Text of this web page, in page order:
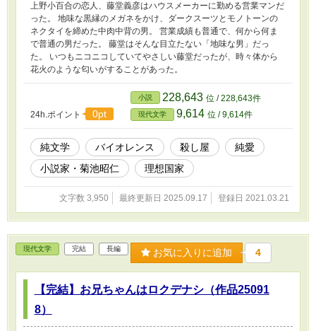
上野小百合の恋人、藤堂義彦はハウスメーカーに勤める営業マンだ
った。 地味な黒縁のメガネをかけ、ダークスーツとモノトーンの
ネクタイを締めた中肉中背の男。 営業成績も普通で、何から何ま
で普通の男だった。 藤堂はそんな目立たない「地味な男」だっ
た。 いつもニコニコしていてやさしい藤堂だったが、時々体から
花火のような匂いがすることがあった。
24h.ポイント 0pt
小説 228,643 位 / 228,643件
現代文学 9,614 位 / 9,614件
純文学 バイオレンス 殺し屋
純愛
小説家・菊池昭仁
理想国家
文字数 3,950 最終更新日 2025.09.17 登録日 2021.03.21
現代文学 完結 長編 お気に入りに追加 4
【完結】お兄ちゃんはロクデナシ（作品25091
8）